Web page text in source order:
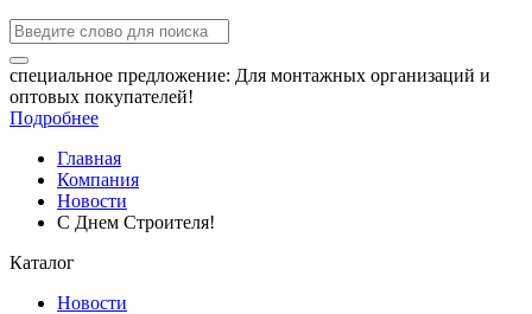
специальное предложение: Для монтажных организаций и
оптовых покупателей!
Подробнее
Главная
Компания
Новости
С Днем Строителя!
Каталог
Новости